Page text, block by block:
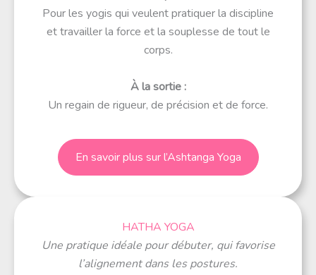
Pour les yogis qui veulent pratiquer la discipline
et travailler la force et la souplesse de tout le
corps.
À la sortie :
Un regain de rigueur, de précision et de force.
En savoir plus sur l’Ashtanga Yoga
HATHA YOGA
Une pratique idéale pour débuter, qui favorise
l’alignement dans les postures.